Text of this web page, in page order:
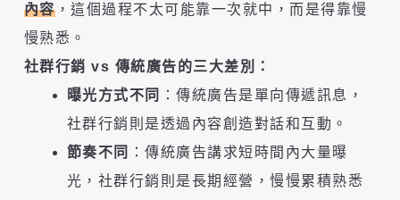
內容，這個過程不太可能靠一次就中，而是得靠慢
慢熟悉。
社群行銷 vs 傳統廣告的三大差別：
曝光方式不同
：傳統廣告是單向傳遞訊息，
社群行銷則是透過內容創造對話和互動。
節奏不同
：傳統廣告講求短時間內大量曝
光，社群行銷則是長期經營，慢慢累積熟悉